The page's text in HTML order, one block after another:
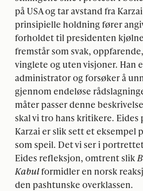
påUSAog tar avstand fra
prinsipielle holdning fører
forholdet til presidenten
fremstår som svak,
vinglete og uten visjoner. Han
administrator og forsøker å
gjennom endeløse
måter passer denne
skal vi tro hans kritikere.
Karzai er slik sett et eksempel
som speil. Det vi ser i
Eides refleksjon, omtrent slik
Kabulformidler en norsk
den pashtunske overklassen.